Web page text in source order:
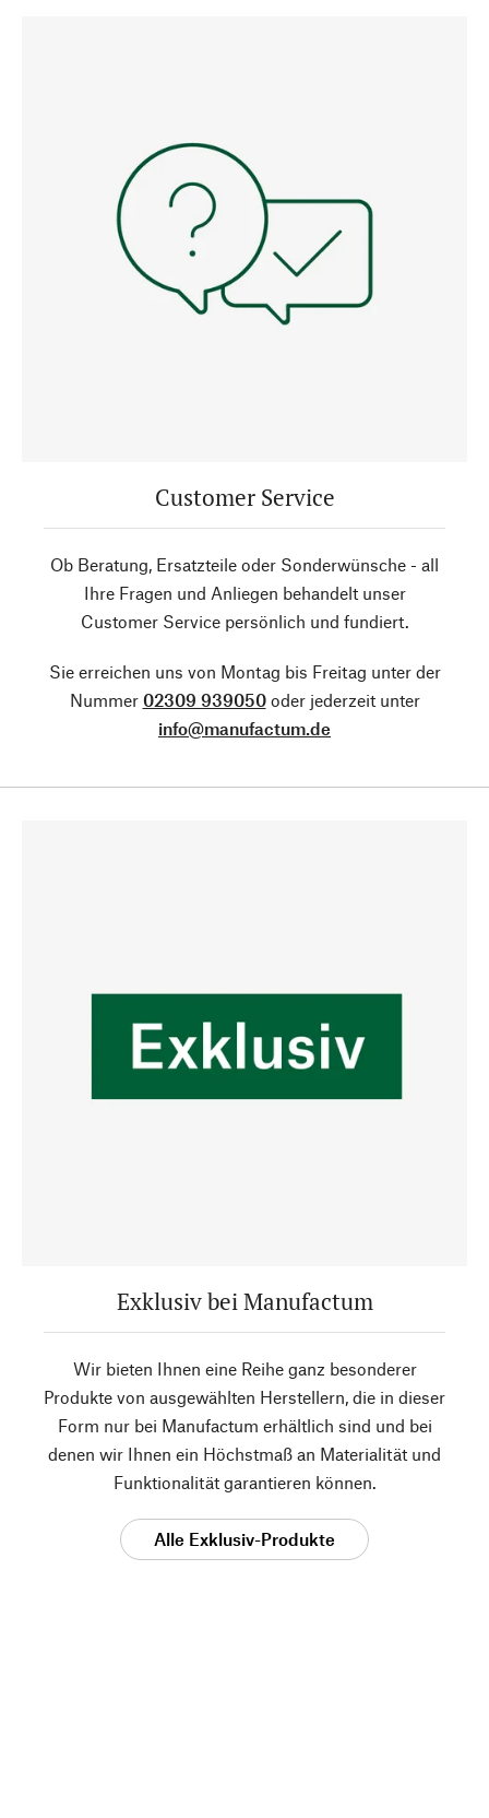
Customer Service
Ob Beratung, Ersatzteile oder Sonderwünsche - all
Ihre Fragen und Anliegen behandelt unser
Customer Service persönlich und fundiert.
Sie erreichen uns von Montag bis Freitag unter der
Nummer 02309 939050oder jederzeit unter
info@manufactum.de
Exklusiv bei Manufactum
Wir bieten Ihnen eine Reihe ganz besonderer
Produkte von ausgewählten Herstellern, die in dieser
Form nur bei Manufactum erhältlich sind und bei
denen wir Ihnen ein Höchstmaß an Materialität und
Funktionalität garantieren können.
Alle Exklusiv-Produkte